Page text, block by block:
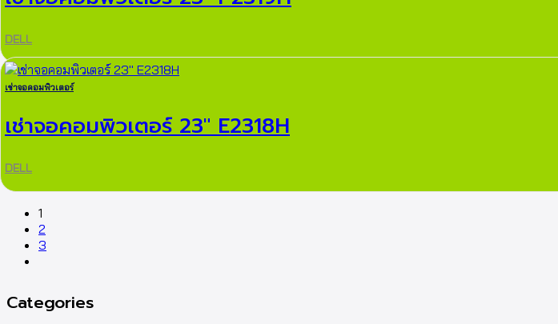
DELL
เช่าจอคอมพิวเตอร์
เช่าจอคอมพิวเตอร์ 23″ E2318H
DELL
1
2
3
Categories